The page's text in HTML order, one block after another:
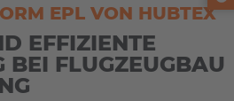
EPL VON HUBTEX
EFFIZIENTE
BEI FLUGZEUGBAU